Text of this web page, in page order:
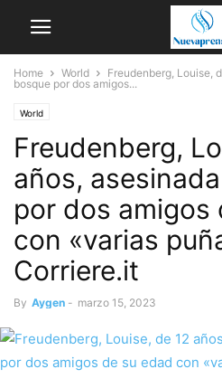
Home World
Freudenberg, Louise,
bosque por dos amigos...
World
Freudenberg,
años,
por dos amigos
con «varias
Corriere.it
By Aygen - marzo 15, 2023